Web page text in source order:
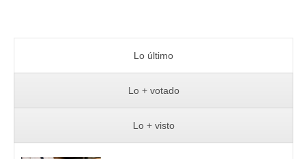
Lo último
Lo + votado
Lo + visto